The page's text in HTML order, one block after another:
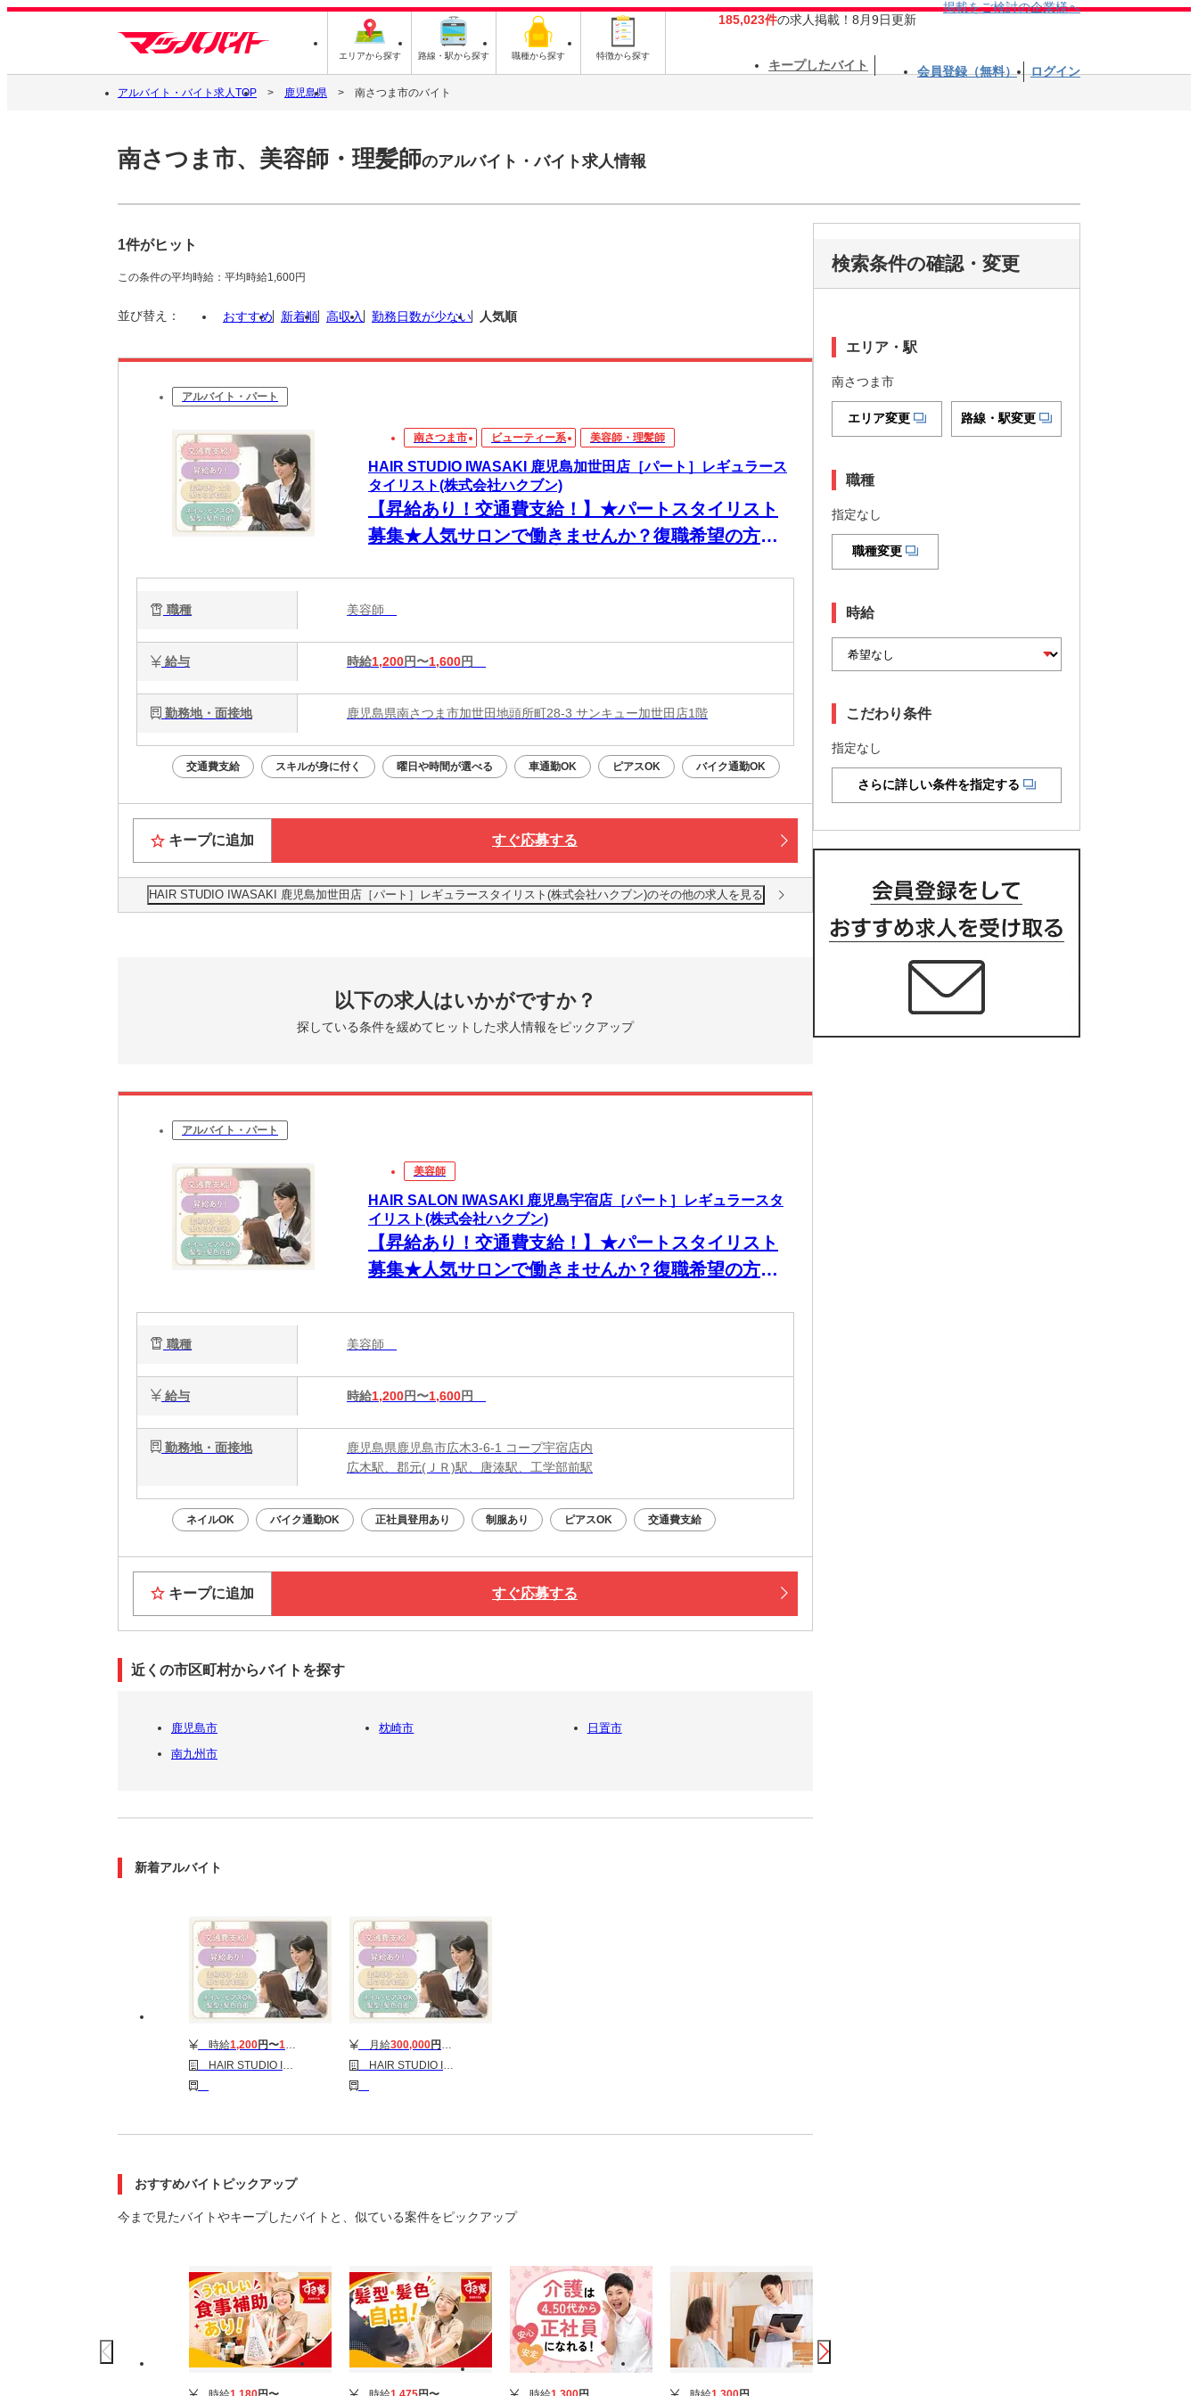
エリアから探す 路線・駅から探す 職種から探す 特徴から探す
185,023件の求人掲載！8月9日更新
掲載をご検討の企業様へ
キープしたバイト 会員登録（無料） ログイン
アルバイト・バイト求人TOP 鹿児島県 南さつま市のバイト
南さつま市、美容師・理髪師のアルバイト・バイト求人情報
1件がヒット
この条件の平均時給：平均時給1,600円
並び替え： おすすめ 新着順 高収入 勤務日数が少ない 人気順
アルバイト・パート
南さつま市 ビューティー系 美容師・理髪師
HAIR STUDIO IWASAKI 鹿児島加世田店［パート］レギュラース
タイリスト(株式会社ハクブン)
【昇給あり！交通費支給！】★パートスタイリスト
募集★人気サロンで働きませんか？復職希望の方大
職種 美容師
給与 時給1,200円〜1,600円
勤務地・面接地 鹿児島県南さつま市加世田地頭所町28-3 サンキュー加世田店1階
交通費支給 スキルが身に付く 曜日や時間が選べる 車通勤OK ピアスOK バイク通勤OK
キープに追加 すぐ応募する
HAIR STUDIO IWASAKI 鹿児島加世田店［パート］レギュラースタイリスト(株式会社ハクブン)のその他の求人を見る
以下の求人はいかがですか？
探している条件を緩めてヒットした求人情報をピックアップ
アルバイト・パート
美容師
HAIR SALON IWASAKI 鹿児島宇宿店［パート］レギュラースタ
イリスト(株式会社ハクブン)
【昇給あり！交通費支給！】★パートスタイリスト
募集★人気サロンで働きませんか？復職希望の方大
職種 美容師
給与 時給1,200円〜1,600円
勤務地・面接地
鹿児島県鹿児島市広木3-6-1 コープ宇宿店内
広木駅、郡元(ＪＲ)駅、唐湊駅、工学部前駅
ネイルOK バイク通勤OK 正社員登用あり 制服あり ピアスOK 交通費支給
キープに追加 すぐ応募する
近くの市区町村からバイトを探す
鹿児島市 枕崎市
日置市
南九州市
新着アルバイト
時給1,200円〜1,600
HAIR STUDIO IWASAKI 鹿児島加世田店［パート］レギュラースタイリスト(株式会社ハクブン)
月給300,000円〜
HAIR STUDIO IWASAKI 鹿児島加世田店［正社員］店長候補(株式会社ハクブン)
おすすめバイトピックアップ
今まで見たバイトやキープしたバイトと、似ている案件をピックアップ
検索条件の確認・変更
エリア・駅
南さつま市
エリア変更 路線・駅変更
職種
指定なし
職種変更
時給
こだわり条件
指定なし
さらに詳しい条件を指定する